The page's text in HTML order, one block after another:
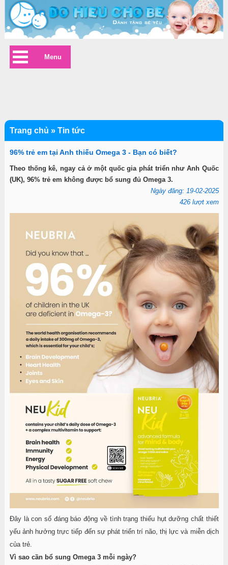
96% trẻ em tại Anh thiếu Omega 3 - Bạn có biết?
Theo thống kê, ngay cả ở một quốc gia phát triển như Anh Quốc
(UK), 96% trẻ em không được bổ sung đủ Omega 3.
Ngày đăng: 19-02-2025
426 lượt xem
Đây là con số đáng báo động về tình trạng thiếu hụt dưỡng chất thiết
yếu ảnh hưởng trực tiếp đến sự phát triển trí não, thị lực và miễn dịch
của trẻ.
Vì sao cần bổ sung Omega 3 mỗi ngày?
Trang chủ » Tin tức
Menu